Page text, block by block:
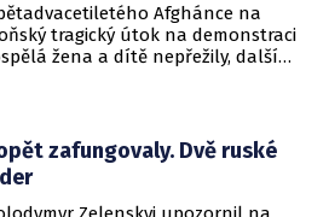
Afghánce na
tragický útok na demonstraci
žena a dítě nepřežily, další
zafungovaly. Dvě ruské